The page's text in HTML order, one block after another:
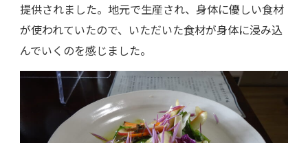
提供されました。地元で生産され、身体に優しい食材
が使われていたので、いただいた食材が身体に浸み込
んでいくのを感じました。